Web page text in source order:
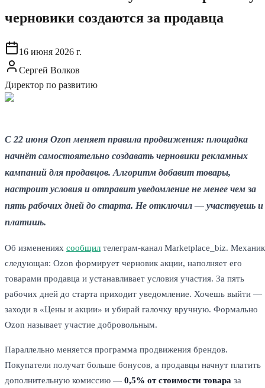
черновики создаются за продавца
16 июня 2026 г.
Сергей Волков
Директор по развитию
С 22 июня Ozon меняет правила продвижения: площадка
начнёт самостоятельно создавать черновики рекламных
кампаний для продавцов. Алгоритм добавит товары,
настроит условия и отправит уведомление не менее чем за
пять рабочих дней до старта. Не отключил — участвуешь и
платишь.
Об изменениях сообщил телеграм-канал Marketplace_biz.
следующая: Ozon формирует черновик акции, наполняет его
товарами продавца и устанавливает условия участия. За пять
рабочих дней до старта приходит уведомление. Хочешь выйти —
заходи в «Цены и акции» и убирай галочку вручную. Формально
Ozon называет участие добровольным.
Параллельно меняется программа продвижения брендов.
Покупатели получат больше бонусов, а продавцы начнут платить
дополнительную комиссию — 0,5% от стоимости товара за